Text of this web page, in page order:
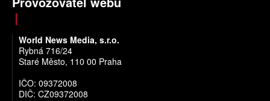
World News Media, s.r.o.
Rybná 716/24
Staré Město, 110 00 Praha
IČO: 09372008
DIČ: CZ09372008